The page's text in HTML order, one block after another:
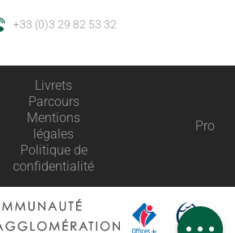
Tarifs
Avis
+33 (0)3 29 82 53 32
Livrets
Parcours
Mentions
légales
Politique de
confidentialité
Pro